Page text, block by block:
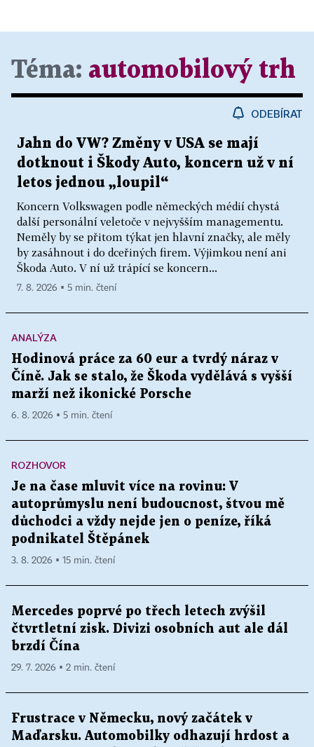
Téma: automobilový trh
ODEBÍRAT
Jahn do VW? Změny v USA se mají
dotknout i Škody Auto, koncern už v ní
letos jednou „loupil“
Koncern Volkswagen podle německých médií chystá
další personální veletoče v nejvyšším managementu.
Neměly by se přitom týkat jen hlavní značky, ale měly
by zasáhnout i do dceřiných firem. Výjimkou není ani
Škoda Auto. V ní už trápící se koncern...
7. 8. 2026 ▪ 5 min. čtení
ANALÝZA
Hodinová práce za 60 eur a tvrdý náraz v
Číně. Jak se stalo, že Škoda vydělává s vyšší
marží než ikonické Porsche
6. 8. 2026 ▪ 5 min. čtení
ROZHOVOR
Je na čase mluvit více na rovinu: V
autoprůmyslu není budoucnost, štvou mě
důchodci a vždy nejde jen o peníze, říká
podnikatel Štěpánek
3. 8. 2026 ▪ 15 min. čtení
Mercedes poprvé po třech letech zvýšil
čtvrtletní zisk. Divizi osobních aut ale dál
brzdí Čína
29. 7. 2026 ▪ 2 min. čtení
Frustrace v Německu, nový začátek v
Maďarsku. Automobilky odhazují hrdost a